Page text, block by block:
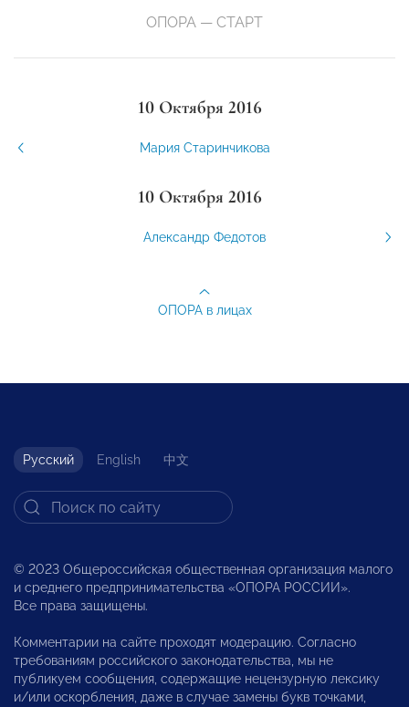
ОПОРА — СТАРТ
10 Октября 2016
Мария Старинчикова
10 Октября 2016
Александр Федотов
ОПОРА в лицах
Русский English 中文
© 2023 Общероссийская общественная организация малого
и среднего предпринимательства «ОПОРА РОССИИ».
Все права защищены.
Комментарии на сайте проходят модерацию. Согласно
требованиям российского законодательства, мы не
публикуем сообщения, содержащие нецензурную лексику
и/или оскорбления, даже в случае замены букв точками,